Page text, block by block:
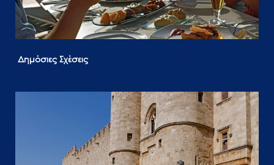
Δημόσιες Σχέσεις